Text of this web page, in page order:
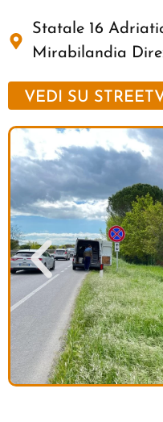
Statale 16
Mirabilandia
VEDI SU